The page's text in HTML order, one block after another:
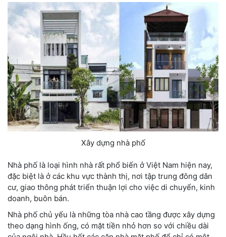
Xây dựng nhà phố
Nhà phố là loại hình nhà rất phổ biến ở Việt Nam hiện nay,
đặc biệt là ở các khu vực thành thị, nơi tập trung đông dân
cư, giao thông phát triển thuận lợi cho việc di chuyển, kinh
doanh, buôn bán.
Nhà phố chủ yếu là những tòa nhà cao tầng được xây dựng
theo dạng hình ống, có mặt tiền nhỏ hơn so với chiều dài